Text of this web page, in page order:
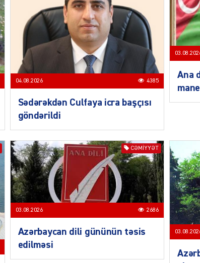
04.08.2026 4385
Sədərəkdən Culfaya icra başçısı
göndərildi
Ana
CƏMIYYƏT
03.08.2026 2686
Azərbaycan dili gününün təsis
edilməsi